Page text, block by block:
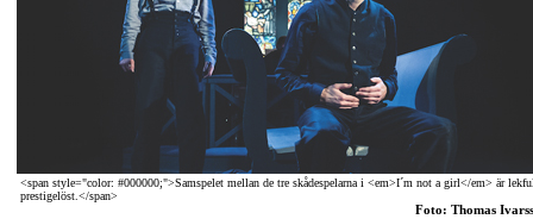
<span style="color: #000000;">Samspelet mellan de tre skådespelarna i <em>I´m not a girl</em> är
prestigelöst.</span>
Foto: Thomas